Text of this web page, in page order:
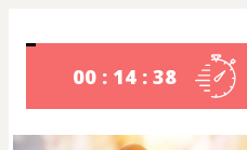
00 : 14 : 37